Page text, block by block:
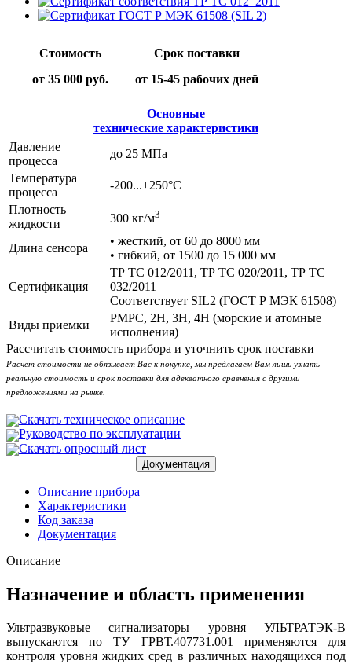
Стоимость
Срок поставки
от 35 000 руб.
от 15-45 рабочих дней
Основные
технические характеристики
Давление
процесса
до 25 МПа
Температура
процесса
-200...+250°С
Плотность
жидкости
300 кг/м3
Длина сенсора
• жесткий, от 60 до 8000 мм
• гибкий, от 1500 до 15 000 мм
Сертификация
ТР ТС 012/2011, ТР ТС 020/2011, ТР ТС
032/2011
Соответствует SIL2 (ГОСТ Р МЭК 61508)
Виды приемки
РМРС, 2Н, 3Н, 4Н (морские и атомные
исполнения)
Рассчитать стоимость прибора и уточнить срок поставки
Расчет стоимости не обязывает Вас к покупке, мы предлагаем Вам лишь узнать
реальную стоимость и срок поставки для адекватного сравнения с другими
предложениями на рынке.
Скачать техническое описание
Руководство по эксплуатации
Скачать опросный лист
Документация
Описание прибора
Характеристики
Код заказа
Документация
Описание
Назначение и область применения
Ультразвуковые сигнализаторы уровня УЛЬТРАТЭК-В
выпускаются по ТУ ГРВТ.407731.001 применяются для
контроля уровня жидких сред в различных находящихся под